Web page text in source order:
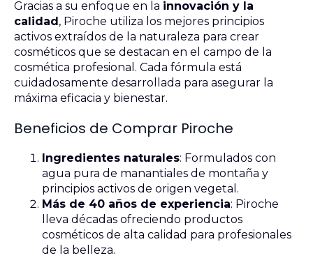
Gracias a su enfoque en la innovación y la
calidad , Piroche utiliza los mejores principios
activos extraídos de la naturaleza para crear
cosméticos que se destacan en el campo de la
cosmética profesional. Cada fórmula está
cuidadosamente desarrollada para asegurar la
máxima eficacia y bienestar.
Beneficios de Comprar Piroche
Ingredientes naturales: Formulados con
agua pura de manantiales de montaña y
principios activos de origen vegetal.
Más de 40 años de experiencia: Piroche
lleva décadas ofreciendo productos
cosméticos de alta calidad para profesionales
de la belleza.